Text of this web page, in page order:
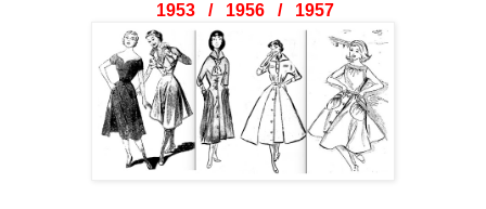
1953 / 1956 / 1957